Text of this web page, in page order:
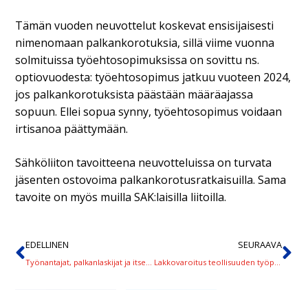
Tämän vuoden neuvottelut koskevat ensisijaisesti
nimenomaan palkankorotuksia, sillä viime vuonna
solmituissa työehtosopimuksissa on sovittu ns.
optiovuodesta: työehtosopimus jatkuu vuoteen 2024,
jos palkankorotuksista päästään määräajassa
sopuun. Ellei sopua synny, työehtosopimus voidaan
irtisanoa päättymään.
Sähköliiton tavoitteena neuvotteluissa on turvata
jäsenten ostovoima palkankorotusratkaisuilla. Sama
tavoite on myös muilla SAK:laisilla liitoilla.
EDELLINEN SEURAAVA